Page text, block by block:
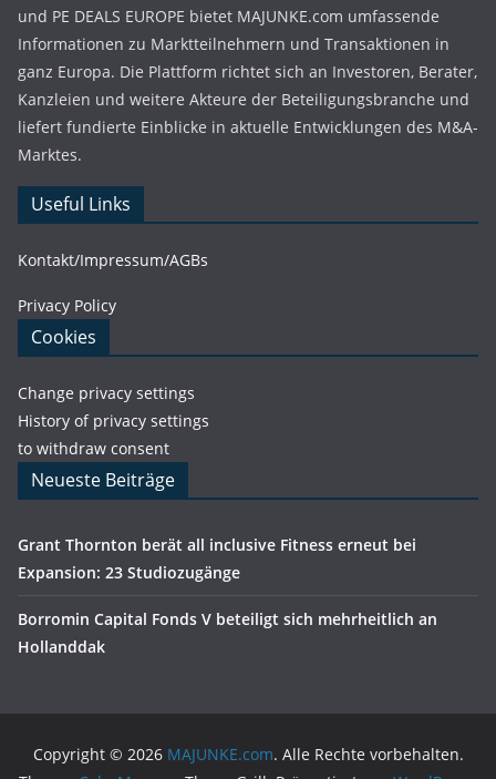
und PE DEALS EUROPE bietet MAJUNKE.com umfassende
Informationen zu Marktteilnehmern und Transaktionen in
ganz Europa. Die Plattform richtet sich an Investoren, Berater,
Kanzleien und weitere Akteure der Beteiligungsbranche und
liefert fundierte Einblicke in aktuelle Entwicklungen des M&A-
Marktes.
Useful Links
Kontakt/Impressum/AGBs
Privacy Policy
Cookies
Change privacy settings
History of privacy settings
to withdraw consent
Neueste Beiträge
Grant Thornton berät all inclusive Fitness erneut bei
Expansion: 23 Studiozugänge
Borromin Capital Fonds V beteiligt sich mehrheitlich an
Hollanddak
Copyright © 2026 MAJUNKE.com. Alle Rechte vorbehalten.